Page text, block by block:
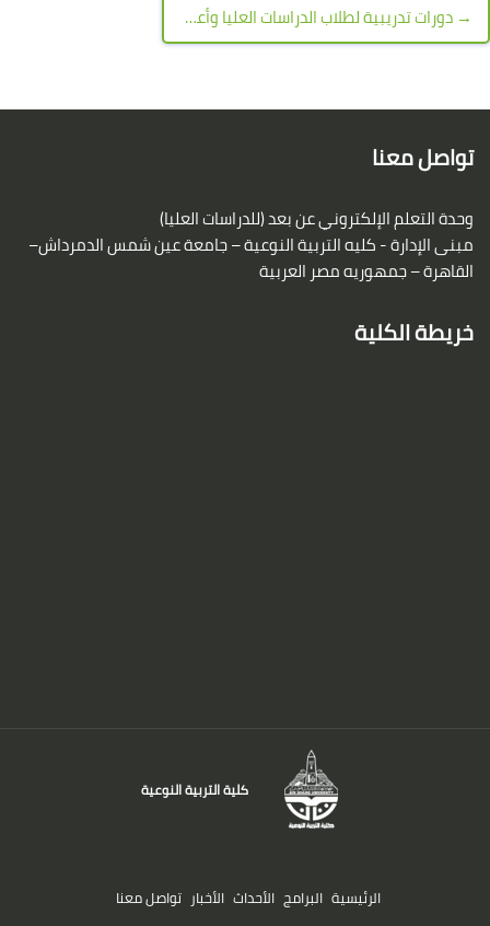
→ دورات تدريبية لطلاب الدراسات العليا وأعضاء هيئة التدريس والهيئة المعاونة في برامج وتطبيقات Microsoft Office 365
الكتل
تواصل معنا
وحدة التعلم الإلكتروني عن بعد (للدراسات العليا)
مبنى الإدارة - كليه التربية النوعية – جامعة عين شمسالدمرداش–
القاهرة – جمهوريه مصر العربية
خريطة الكلية
كلية التربية النوعية
الرئيسية البرامج الأحداث الأخبار تواصل معنا